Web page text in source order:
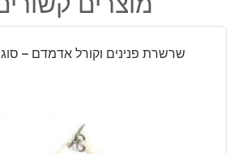
ג'ספר
אדמה
שרשרת פנינים וקורל אדמדם –